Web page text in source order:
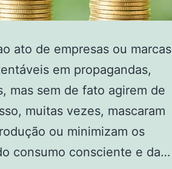
ato de empresas ou marcas
em propagandas,
mas sem de fato agirem de
muitas vezes, mascaram
ou minimizam os
consumo consciente e da…